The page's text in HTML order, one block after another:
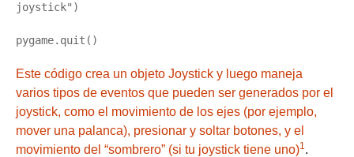
joystick")
Este código crea un objeto Joystick y luego maneja
varios tipos de eventos que pueden ser generados por el
joystick, como el movimiento de los ejes (por ejemplo,
mover una palanca), presionar y soltar botones, y el
movimiento del “sombrero” (si tu joystick tiene uno)1.